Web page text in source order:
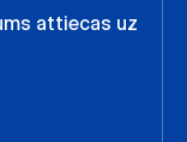
attiecas uz